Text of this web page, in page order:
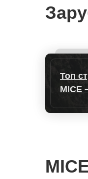
Топ
MICE